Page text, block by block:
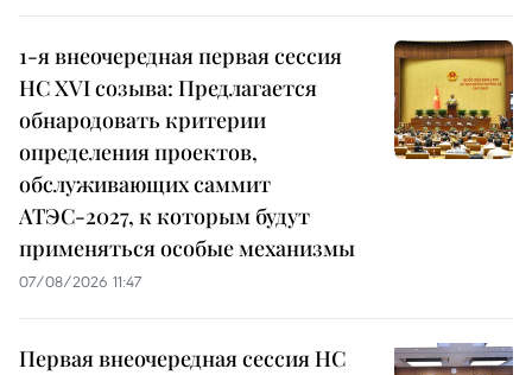
1-я внеочередная первая сессия
НС XVI созыва: Предлагается
обнародовать критерии
определения проектов,
обслуживающих саммит
АТЭС-2027, к которым будут
применяться особые механизмы
07/08/2026 11:47
Первая внеочередная сессия НС